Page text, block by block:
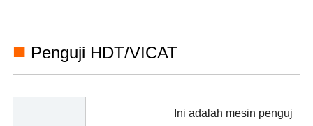
■ Penguji HDT/VICAT
Ini adalah mesin penguj